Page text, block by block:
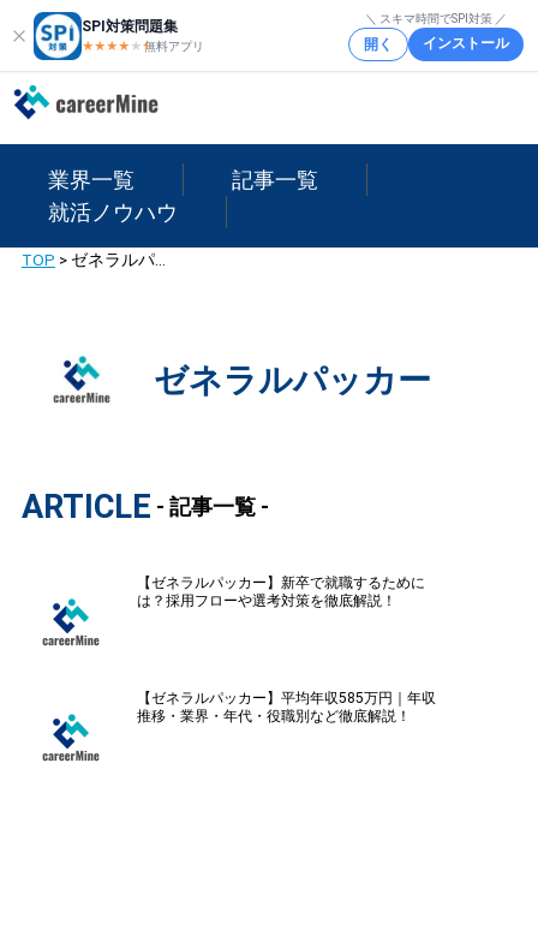
SPI対策問題集
★★★★ ★★
無料アプリ
＼ スキマ時間でSPI対策 ／
開く インストール
業界一覧
記事一覧
就活ノウハウ
TOP > ゼネラルパッカー
ゼネラルパッカー
ARTICLE - 記事一覧 -
【ゼネラルパッカー】新卒で就職するために
は？採用フローや選考対策を徹底解説！
【ゼネラルパッカー】平均年収585万円｜年収
推移・業界・年代・役職別など徹底解説！